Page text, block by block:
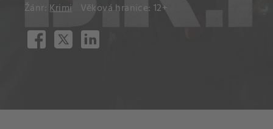
Žánr:Krimi Věková hranice: 12+